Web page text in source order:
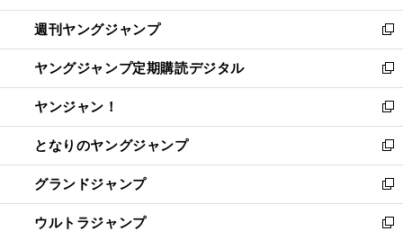
開
く
ウ
で
開
く
ン
ド
ウ
で
開
く
ウ
ィ
ン
ド
ウ
で
開
く
週刊ヤングジャンプ
新
し
い
ウ
ィ
ン
ド
ウ
で
開
く
ヤングジャンプ定期購読デジタル
新
し
い
ウ
ィ
ン
ド
ウ
で
ヤンジャン！
新
し
い
ウ
ィ
ン
ド
となりのヤングジャンプ
新
し
い
ウ
ィ
グランドジャンプ
新
し
い
ウルトラジャンプ
新